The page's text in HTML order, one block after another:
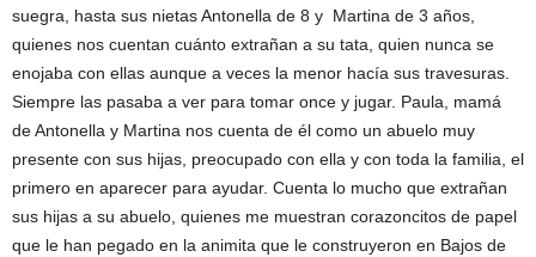
suegra, hasta sus nietas Antonella de 8 y Martina de 3 años,
quienes nos cuentan cuánto extrañan a su tata, quien nunca se
enojaba con ellas aunque a veces la menor hacía sus travesuras.
Siempre las pasaba a ver para tomar once y jugar. Paula, mamá
de Antonella y Martina nos cuenta de él como un abuelo muy
presente con sus hijas, preocupado con ella y con toda la familia, el
primero en aparecer para ayudar. Cuenta lo mucho que extrañan
sus hijas a su abuelo, quienes me muestran corazoncitos de papel
que le han pegado en la animita que le construyeron en Bajos de